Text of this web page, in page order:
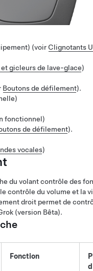
(voir Clignotants
gicleurs de lave-glace)
Boutons de défilement).
fonctionnel)
de défilement).
vocales)
du volant contrôle des
contrôle du volume et la
droit permet de
(version Bêta).
Fonction